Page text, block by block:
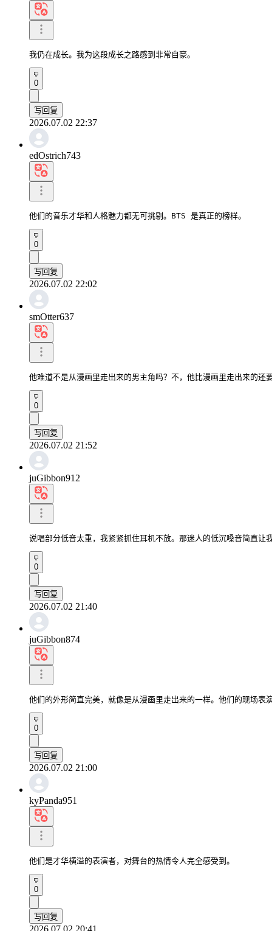
我仍在成长。我为这段成长之路感到非常自豪。
0
写回复
2026.07.02 22:37
edOstrich743
他们的音乐才华和人格魅力都无可挑剔。BTS 是真正的榜样。
0
写回复
2026.07.02 22:02
smOtter637
他难道不是从漫画里走出来的男主角吗？不，他比漫画里走出来的还
0
写回复
2026.07.02 21:52
juGibbon912
说唱部分低音太重，我紧紧抓住耳机不放。那迷人的低沉嗓音简直让
0
写回复
2026.07.02 21:40
juGibbon874
他们的外形简直完美，就像是从漫画里走出来的一样。他们的现场表
0
写回复
2026.07.02 21:00
kyPanda951
他们是才华横溢的表演者，对舞台的热情令人完全感受到。
0
写回复
2026.07.02 20:41